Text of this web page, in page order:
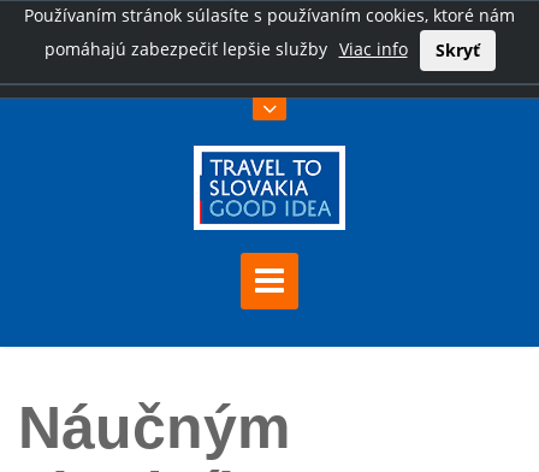
Používaním stránok súlasíte s používaním cookies, ktoré nám
pomáhajú zabezpečiť lepšie služby Viac info Skryť
Náučným chodníkom Demänovská dolina - Nízke Tatry
Náučným